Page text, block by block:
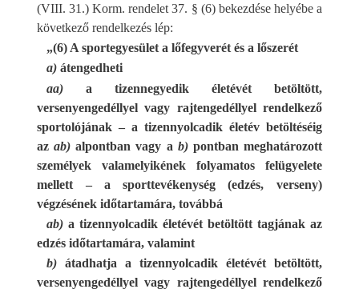
(VIII. 31.) Korm. rendelet 37. § (6) bekezdése helyébe a
következő rendelkezés lép:
„(6) A sportegyesület a lőfegyverét és a lőszerét
a) átengedheti
aa) a tizennegyedik életévét betöltött,
versenyengedéllyel vagy rajtengedéllyel rendelkező
sportolójának – a tizennyolcadik életév betöltéséig
azab) alpontban vagy a b)pontban meghatározott
személyek valamelyikének folyamatos felügyelete
mellett – a sporttevékenység (edzés, verseny)
végzésének időtartamára, továbbá
ab) a tizennyolcadik életévét betöltött tagjának az
edzés időtartamára, valamint
b) átadhatja a tizennyolcadik életévét betöltött,
versenyengedéllyel vagy rajtengedéllyel rendelkező